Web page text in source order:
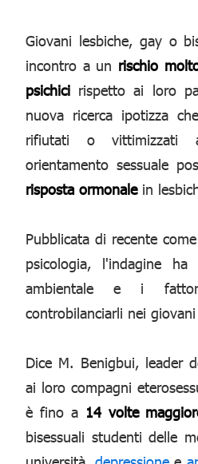
Giovani lesbiche, gay o
incontro a un rischio
psichici rispetto ai loro
nuova ricerca ipotizza
rifiutati o
orientamento sessuale
risposta ormonalein
Pubblicata di recente
psicologia, l'indagine
ambientale e i
controbilanciarli nei giovani
Dice M. Benigbui, leader
ai loro compagni
è fino a 14 volte
bisessuali studenti delle